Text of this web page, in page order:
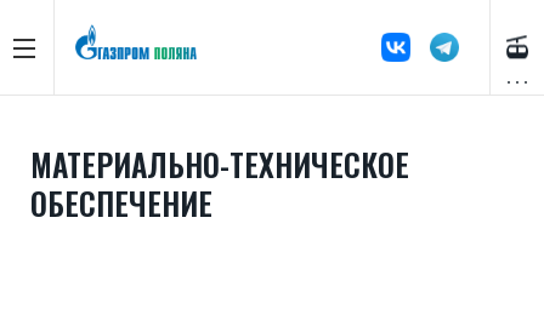
МАТЕРИАЛЬНО-ТЕХНИЧЕСКОЕ
ОБЕСПЕЧЕНИЕ